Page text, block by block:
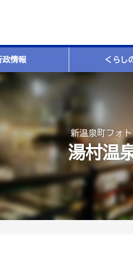
政情報 くらし
新温泉町フォ
湯村温